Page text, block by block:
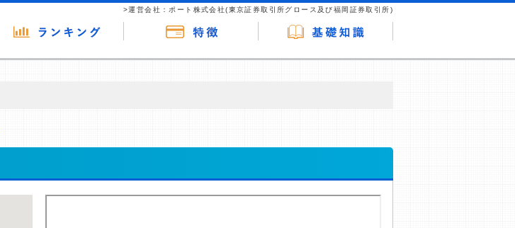
>運営会社：ポート株式会社(東京証券取引所グロース及び福岡証券取引所)